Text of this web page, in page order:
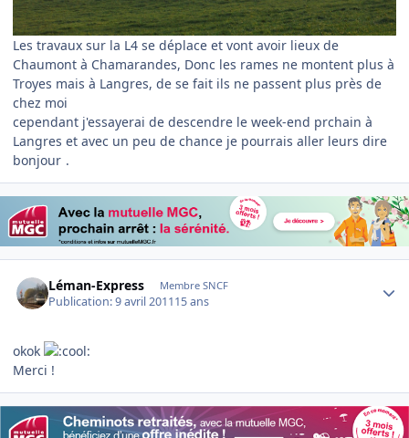
Les travaux sur la L4 se déplace et vont avoir lieux de
Chaumont à Chamarandes, Donc les rames ne montent plus à
Troyes mais à Langres, de se fait ils ne passent plus près de
chez moi
cependant j'essayerai de descendre le week-end prchain à
Langres et avec un peu de chance je pourrais aller leurs dire
bonjour .
Léman-Express Membre SNCF
Publication:9 avril 201115 ans
okok
Merci !